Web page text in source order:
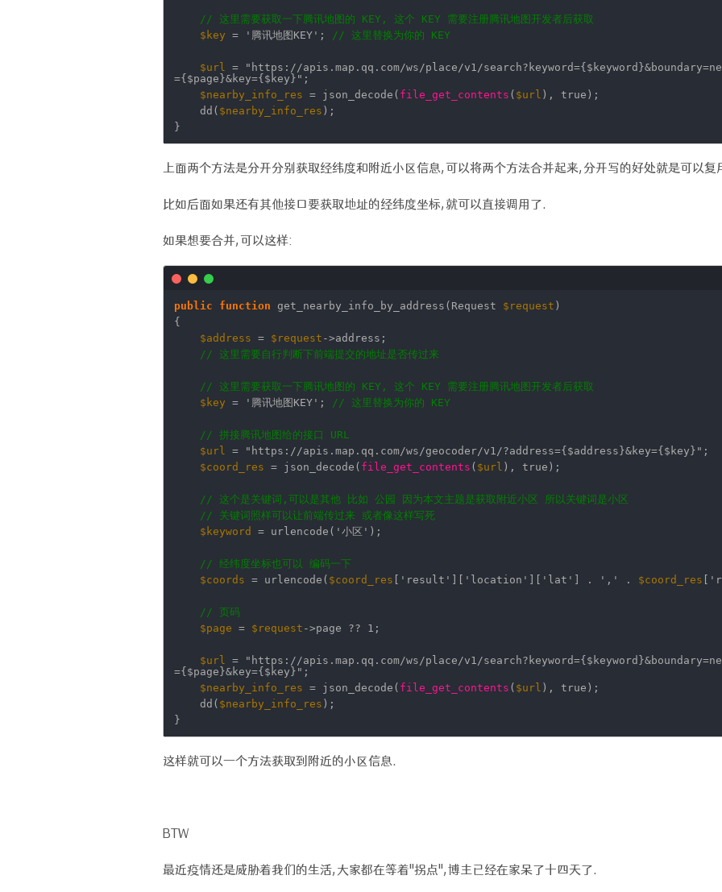
// 这里需要获取一下腾讯地图的 KEY, 这个 KEY 需要注册腾讯地图开发者后获取
$key = '腾讯地图KEY' ; // 这里替换为你的 KEY
$url =
"https://apis.map.qq.com/ws/place/v1/
={$page}&key={$key}" ;
$nearby_info_res = json_decode( file_get_contents ( $url ), true);
dd( $nearby_info_res );
}
上面两个方法是分开分别获取经纬度和附近小区信息,可以将两个方法合并起来,分开写的好处就是可以复
比如后面如果还有其他接口要获取地址的经纬度坐标,就可以直接调用了.
如果想要合并,可以这样:
public function get_nearby_info_by_address(Request $request )
{
$address = $request ->address;
// 这里需要自行判断下前端提交的地址是否传过来
// 这里需要获取一下腾讯地图的 KEY, 这个 KEY 需要注册腾讯地图开发者后获取
$key = '腾讯地图KEY' ; // 这里替换为你的 KEY
// 拼接腾讯地图给的接口 URL
$url = "https://apis.map.qq.com/ws/geocoder/v1/?address={$address}&key={$key}" ;
$coord_res = json_decode( file_get_contents ( $url ), true);
// 这个是关键词,可以是其他 比如 公园 因为本文主题是获取附近小区 所以关键词是小区
// 关键词照样可以让前端传过来 或者像这样写死
$keyword
= urlencode( '小区' );
// 经纬度坐标也可以 编码一下
$coords = urlencode( $coord_res 'result' 'location' 'lat' ] . ',' . $coord_res
// 页码
$page = $request ->page ?? 1;
$url =
"https://apis.map.qq.com/ws/place/v1/
={$page}&key={$key}" ;
$nearby_info_res = json_decode( file_get_contents ( $url ), true);
dd( $nearby_info_res );
}
这样就可以一个方法获取到附近的小区信息.
BTW
最近疫情还是威胁着我们的生活,大家都在等着"拐点",博主已经在家呆了十四天了.